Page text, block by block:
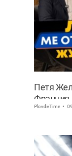
Петя
ВИДЕО
PlovdivTime